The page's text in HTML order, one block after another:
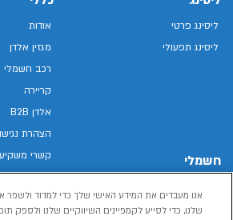
ליסינג פרטי
ליסינג תפעולי
חשמלי
רכב חשמלי
אודות
מגזין אלדן
רכב חשמלי
קריירה
אלדן B2B
הצהרת
קשרי
מפת האתר
מדיניות
אנו מעבדים את המידע האישי שלך כדי למדוד ולשפר
שלנו, כדי לסייע לקמפיינים השיווקיים שלנו ולספק